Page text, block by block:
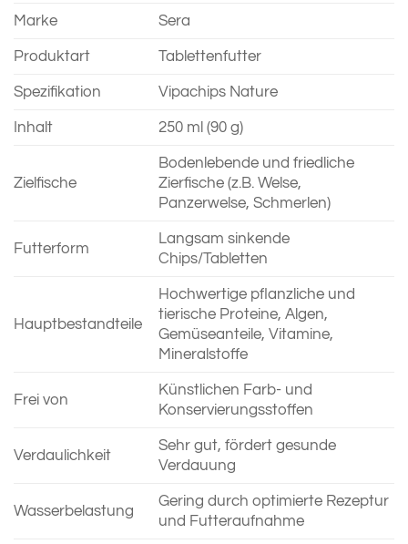
Marke Sera
Produktart Tablettenfutter
Spezifikation Vipachips Nature
Inhalt 250 ml (90 g)
Zielfische
Bodenlebende und friedliche
Zierfische (z.B. Welse,
Panzerwelse, Schmerlen)
Futterform
Langsam sinkende
Chips/Tabletten
Hauptbestandteile
Hochwertige pflanzliche und
tierische Proteine, Algen,
Gemüseanteile, Vitamine,
Mineralstoffe
Frei von
Künstlichen Farb- und
Konservierungsstoffen
Verdaulichkeit
Sehr gut, fördert gesunde
Verdauung
Wasserbelastung
Gering durch optimierte Rezeptur
und Futteraufnahme